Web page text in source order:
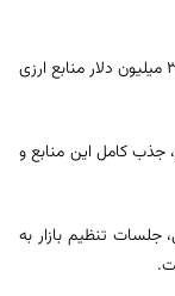
وی با اشاره به مصوبات سفر رئیس‌جمهور به خراسان جنوبی عنوان کرد: در این سفر حدود ۱۵ همت تسهیلات و ۳۰ میلیون دلار منابع ارزی
جذب کامل این منابع و
جلسات تنظیم بازار به